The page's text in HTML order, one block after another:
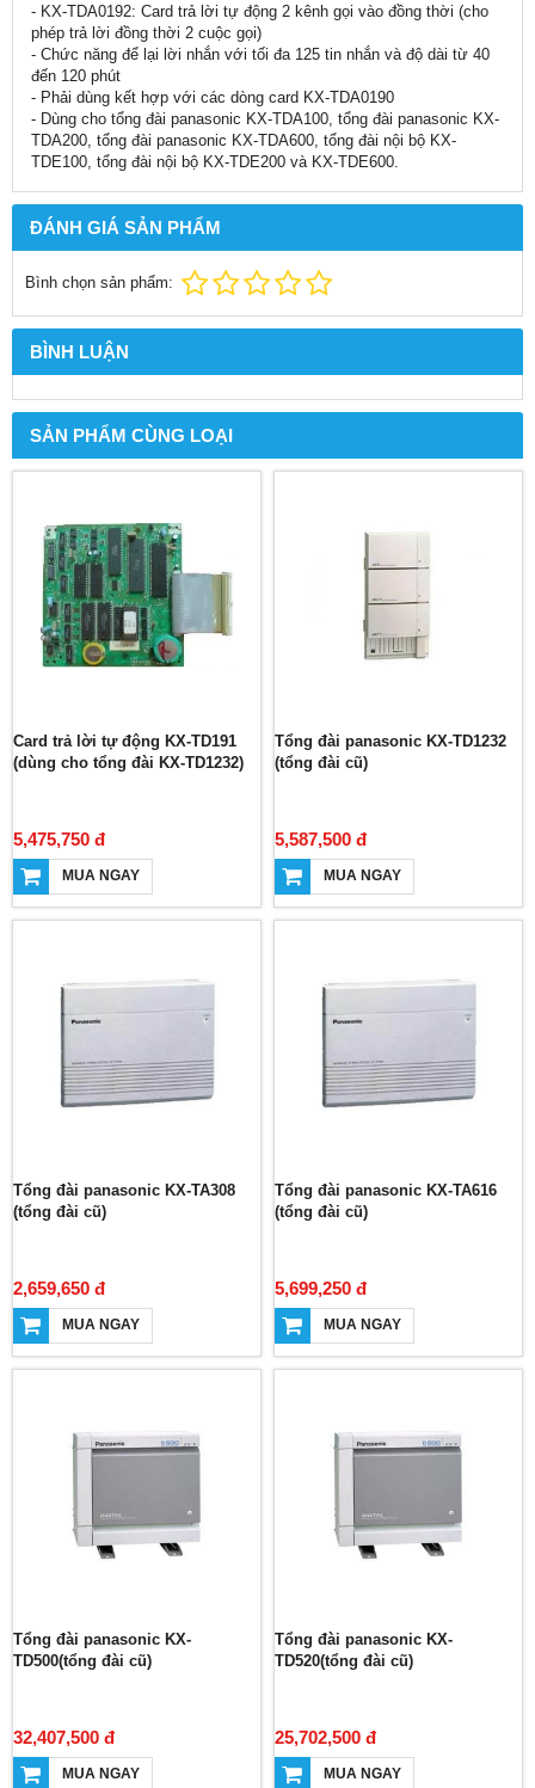
- KX-TDA0192: Card trả lời tự động 2 kênh gọi vào đồng thời (cho
phép trả lời đồng thời 2 cuộc gọi)
- Chức năng để lại lời nhắn với tối đa 125 tin nhắn và độ dài từ 40
đến 120 phút
- Phải dùng kết hợp với các dòng card KX-TDA0190
- Dùng cho tổng đài panasonic KX-TDA100, tổng đài panasonic KX-
TDA200, tổng đài panasonic KX-TDA600, tổng đài nội bộ KX-
TDE100, tổng đài nội bộ KX-TDE200 và KX-TDE600.
ĐÁNH GIÁ SẢN PHẨM
Bình chọn sản phẩm:
BÌNH LUẬN
SẢN PHẨM CÙNG LOẠI
Card trả lời tự động KX-TD191
(dùng cho tổng đài KX-TD1232)
5,475,750 đ
MUA NGAY
Tổng đài panasonic KX-TD1232
(tổng đài cũ)
5,587,500 đ
MUA NGAY
Tổng đài panasonic KX-TA308
(tổng đài cũ)
2,659,650 đ
MUA NGAY
Tổng đài panasonic KX-TA616
(tổng đài cũ)
5,699,250 đ
MUA NGAY
Tổng đài panasonic KX-
TD500(tổng đài cũ)
32,407,500 đ
MUA NGAY
Tổng đài panasonic KX-
TD520(tổng đài cũ)
25,702,500 đ
MUA NGAY